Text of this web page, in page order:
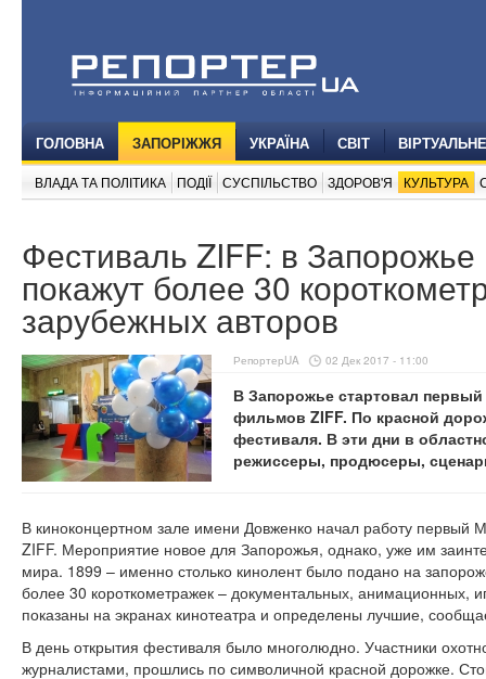
ГОЛОВНА ЗАПОРІЖЖЯ УКРАЇНА СВІТ
ВЛАДА ТА ПОЛІТИКА ПОДІЇ СУСПІЛЬСТВО ЗДОРОВ'Я КУЛЬТУРА
Фестиваль ZIFF: в
покажут более 30
зарубежных авторов
РепортерUA 02 Дек 2017 - 11:00
В Запорожье стартовал
фильмов ZIFF. По красной
фестиваля. В эти дни в
режиссеры, продюсеры,
В киноконцертном зале имени Довженко начал работу
ZIFF. Мероприятие новое для Запорожья, однако, уже им
мира. 1899 – именно столько кинолент было подано на
более 30 короткометражек – документальных, анимационных,
показаны на экранах кинотеатра и определены лучшие,
В день открытия фестиваля было многолюдно. Участники
журналистами, прошлись по символичной красной дорожке.